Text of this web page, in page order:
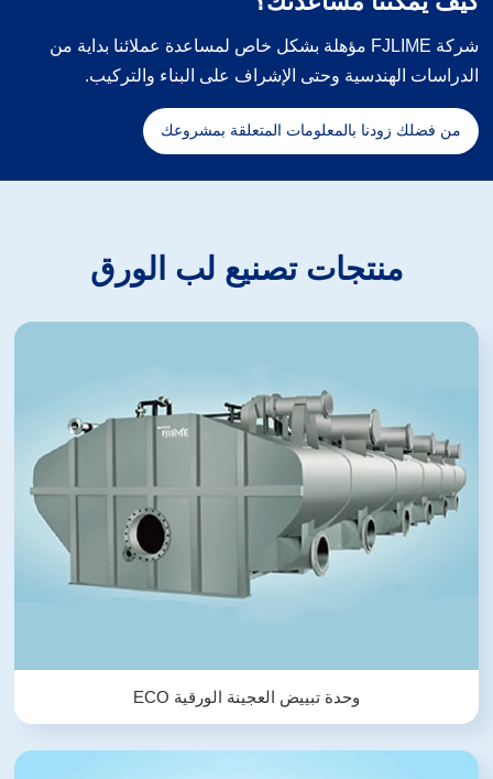
شركة FJLIME مؤهلة بشكل خاص لمساعدة عملائنا بداية من
الدراسات الهندسية وحتى الإشراف على البناء والتركيب.
من فضلك زودنا بالمعلومات المتعلقة بمشروعك
منتجات تصنيع لب الورق
وحدة تبييض العجينة الورقية ECO